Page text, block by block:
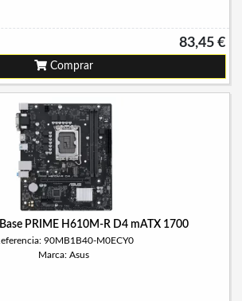
83,45 €
Comprar
PRIME H610M-R D4 mATX 1700
90MB1B40-M0ECY0
Marca: Asus